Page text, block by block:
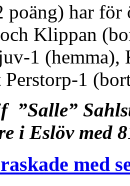
poäng) har
Klippan
1
Perstorp-1
”Salle”
i Eslöv med
med